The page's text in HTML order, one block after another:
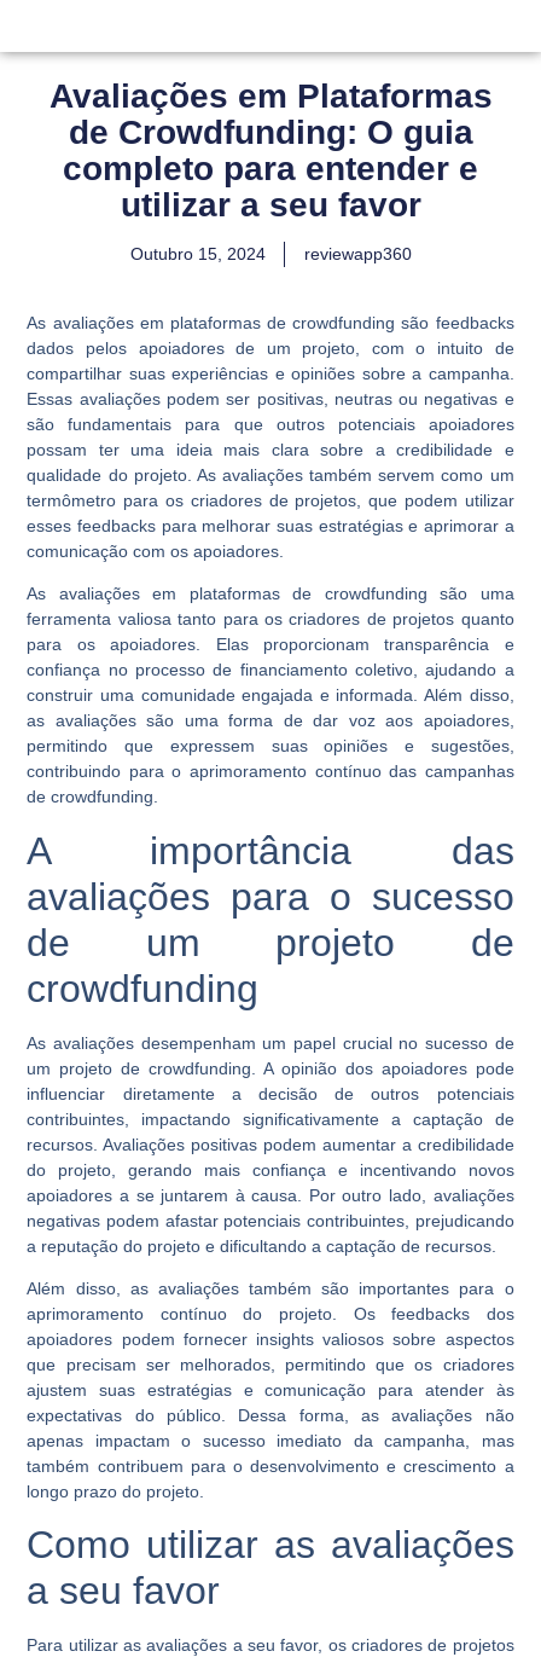
Avaliações em Plataformas
de Crowdfunding: O guia
completo para entender e
utilizar a seu favor
Outubro 15, 2024 reviewapp360
As avaliações em plataformas de crowdfunding são feedbacks
dados pelos apoiadores de um projeto, com o intuito de
compartilhar suas experiências e opiniões sobre a campanha.
Essas avaliações podem ser positivas, neutras ou negativas e
são fundamentais para que outros potenciais apoiadores
possam ter uma ideia mais clara sobre a credibilidade e
qualidade do projeto. As avaliações também servem como um
termômetro para os criadores de projetos, que podem utilizar
esses feedbacks para melhorar suas estratégias e aprimorar a
comunicação com os apoiadores.
As avaliações em plataformas de crowdfunding são uma
ferramenta valiosa tanto para os criadores de projetos quanto
para os apoiadores. Elas proporcionam transparência e
confiança no processo de financiamento coletivo, ajudando a
construir uma comunidade engajada e informada. Além disso,
as avaliações são uma forma de dar voz aos apoiadores,
permitindo que expressem suas opiniões e sugestões,
contribuindo para o aprimoramento contínuo das campanhas
de crowdfunding.
A importância das
avaliações para o sucesso
de um projeto de
crowdfunding
As avaliações desempenham um papel crucial no sucesso de
um projeto de crowdfunding. A opinião dos apoiadores pode
influenciar diretamente a decisão de outros potenciais
contribuintes, impactando significativamente a captação de
recursos. Avaliações positivas podem aumentar a credibilidade
do projeto, gerando mais confiança e incentivando novos
apoiadores a se juntarem à causa. Por outro lado, avaliações
negativas podem afastar potenciais contribuintes, prejudicando
a reputação do projeto e dificultando a captação de recursos.
Além disso, as avaliações também são importantes para o
aprimoramento contínuo do projeto. Os feedbacks dos
apoiadores podem fornecer insights valiosos sobre aspectos
que precisam ser melhorados, permitindo que os criadores
ajustem suas estratégias e comunicação para atender às
expectativas do público. Dessa forma, as avaliações não
apenas impactam o sucesso imediato da campanha, mas
também contribuem para o desenvolvimento e crescimento a
longo prazo do projeto.
Como utilizar as avaliações
a seu favor
Para utilizar as avaliações a seu favor, os criadores de projetos